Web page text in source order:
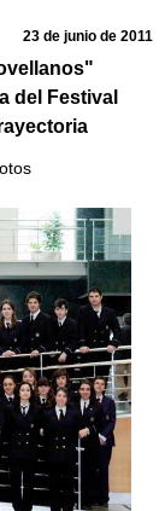
23 de junio de 2011
del Festival